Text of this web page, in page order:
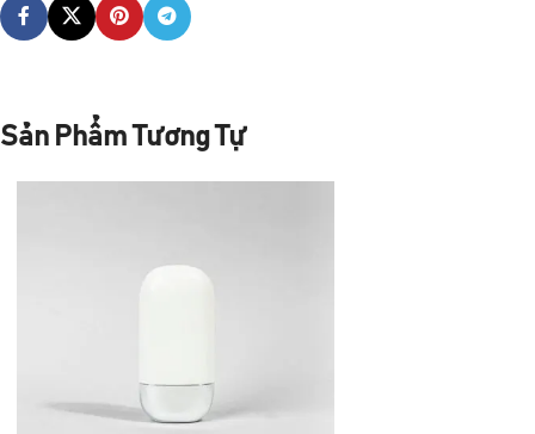
Sản Phẩm Tương Tự